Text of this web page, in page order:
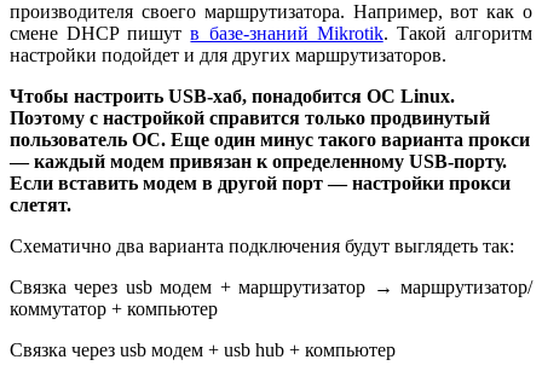
производителя своего маршрутизатора. Например, вот как о
смене DHCP пишутв базе-знаний Mikrotik. Такой алгоритм
настройки подойдет и для других маршрутизаторов.
Чтобы настроить USB-хаб, понадобится ОС Linux.
Поэтому с настройкой справится только продвинутый
пользователь ОС. Еще один минус такого варианта прокси
— каждый модем привязан к определенному USB-порту.
Если вставить модем в другой порт — настройки прокси
слетят.
Схематично два варианта подключения будут выглядеть так:
Связка через usb модем + маршрутизатор → маршрутизатор/
коммутатор + компьютер
Связка через usb модем + usb hub + компьютер